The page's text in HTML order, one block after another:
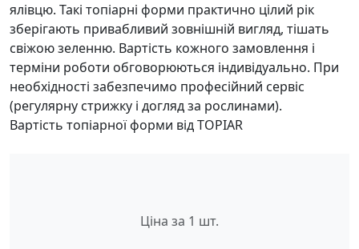
ялівцю. Такі топіарні форми практично цілий рік
зберігають привабливий зовнішній вигляд, тішать
свіжою зеленню. Вартість кожного замовлення і
терміни роботи обговорюються індивідуально. При
необхідності забезпечимо професійний сервіс
(регулярну стрижку і догляд за рослинами).
Вартість топіарної форми від TOPIAR
Ціна за 1 шт.